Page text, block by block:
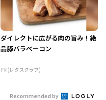
ダイレクトに広がる肉の旨み！絶
品豚バラベーコン
PR (レタスクラブ)
Recommended by